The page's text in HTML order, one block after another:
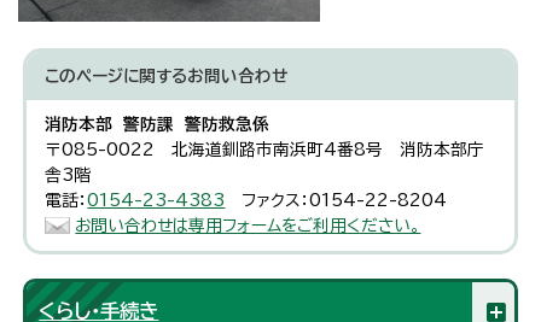
このページに関するお問い合わせ
消防本部 警防課 警防救急係
〒085-0022 北海道釧路市南浜町4番8号 消防本部庁
舎3階
電話：0154-23-4383
ファクス：0154-22-8204
お問い合わせは専用フォームをご利用ください。
くらし・手続き